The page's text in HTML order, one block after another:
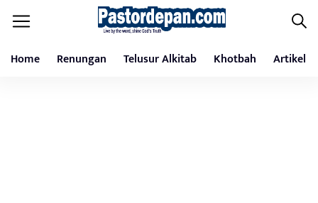
Home Renungan Telusur Alkitab Khotbah Artikel